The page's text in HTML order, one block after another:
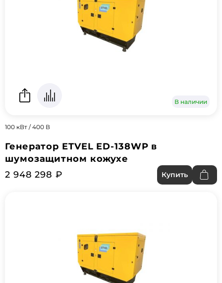
В наличии
100 кВт / 400 В
Генератор ETVEL ED-138WP в
шумозащитном кожухе
2 948 298 ₽
Купить